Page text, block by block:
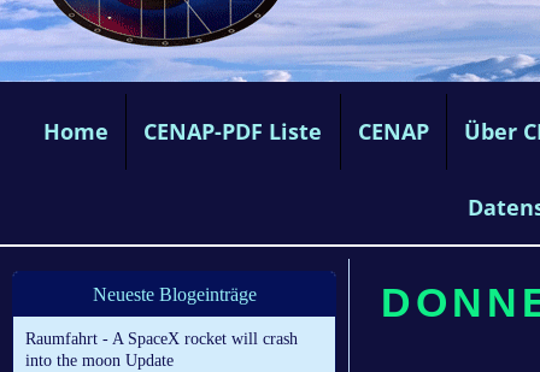
Home CENAP-PDF Liste CENAP Über
Neueste Blogeinträge
Raumfahrt - A SpaceX rocket will crash
into the moon Update